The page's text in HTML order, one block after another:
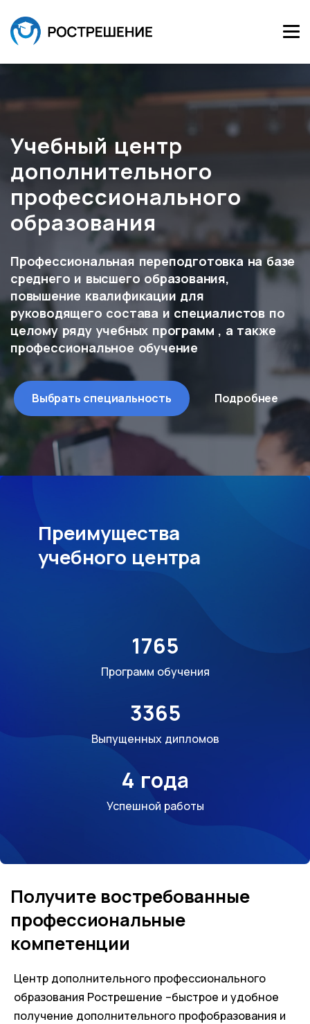
Учебный центр
дополнительного
профессионального
образования
Профессиональная переподготовка на базе
среднего и высшего образования,
повышение квалификации для
руководящего состава и специалистов по
целому ряду учебных программ , а также
профессиональное обучение
Выбрать специальность Подробнее
Преимущества
учебного центра
1765
Программ обучения
3365
Выпущенных дипломов
4 года
Успешной работы
Получите востребованные
профессиональные
компетенции
Центр дополнительного профессионального
образования Рострешение –быстрое и удобное
получение дополнительного профобразования и